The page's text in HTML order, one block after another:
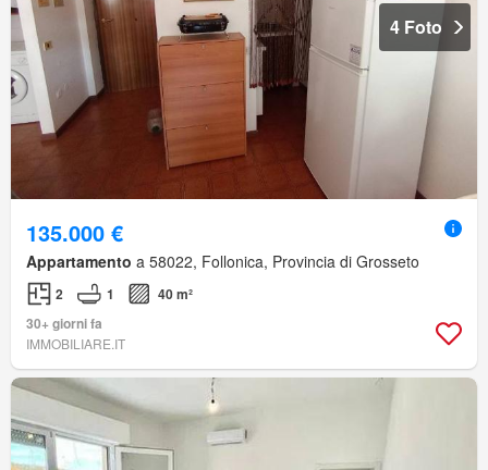
4 Foto
135.000 €
Appartamento a 58022, Follonica, Provincia di Grosseto
2 1
40 m²
30+ giorni fa
IMMOBILIARE.IT